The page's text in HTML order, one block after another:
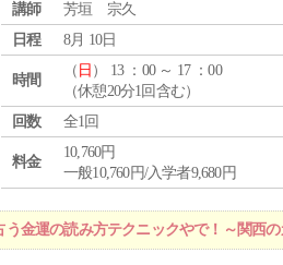
講師
芳垣 宗久
日程
8月 10日
時間
（ 日 ） 13 ：00 ～ 17 ：00
（休憩20分1回含む）
回数
全1回
料金
10,760円
一般10,760円/入学者9,680円
う金運の読み方テクニックやで！～関西